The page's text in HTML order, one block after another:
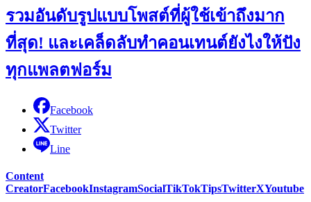
รวมอันดับรูปแบบโพสต์ที่ผู้ใช้เข้าถึงมาก
ที่สุด! และเคล็ดลับทำคอนเทนต์ยังไงให้ปัง
ทุกแพลตฟอร์ม
Facebook
Twitter
Line
Content
CreatorFacebookInstagramSocialTikTokTipsTwitterXYoutube